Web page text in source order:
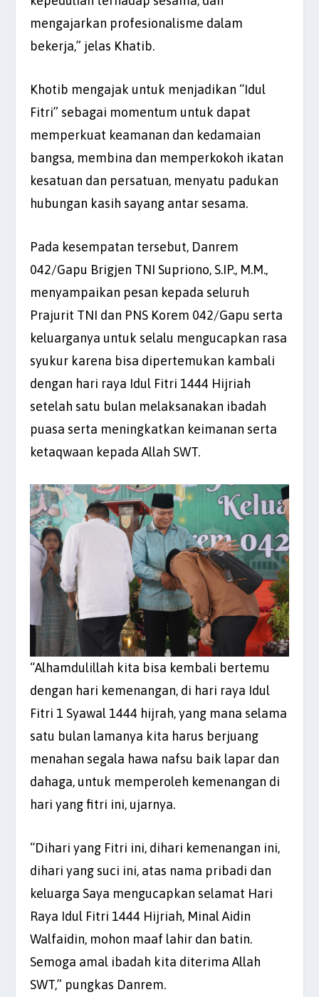
mengajarkan profesionalisme dalam
bekerja,” jelas Khatib.
Khotib mengajak untuk menjadikan “Idul
Fitri” sebagai momentum untuk dapat
memperkuat keamanan dan kedamaian
bangsa, membina dan memperkokoh ikatan
kesatuan dan persatuan, menyatu padukan
hubungan kasih sayang antar sesama.
Pada kesempatan tersebut, Danrem
042/Gapu Brigjen TNI Supriono, S.IP., M.M.,
menyampaikan pesan kepada seluruh
Prajurit TNI dan PNS Korem 042/Gapu serta
keluarganya untuk selalu mengucapkan rasa
syukur karena bisa dipertemukan kambali
dengan hari raya Idul Fitri 1444 Hijriah
setelah satu bulan melaksanakan ibadah
puasa serta meningkatkan keimanan serta
ketaqwaan kepada Allah SWT.
“Alhamdulillah kita bisa kembali bertemu
dengan hari kemenangan, di hari raya Idul
Fitri 1 Syawal 1444 hijrah, yang mana selama
satu bulan lamanya kita harus berjuang
menahan segala hawa nafsu baik lapar dan
dahaga, untuk memperoleh kemenangan di
hari yang fitri ini, ujarnya.
“Dihari yang Fitri ini, dihari kemenangan ini,
dihari yang suci ini, atas nama pribadi dan
keluarga Saya mengucapkan selamat Hari
Raya Idul Fitri 1444 Hijriah, Minal Aidin
Walfaidin, mohon maaf lahir dan batin.
Semoga amal ibadah kita diterima Allah
SWT,” pungkas Danrem.